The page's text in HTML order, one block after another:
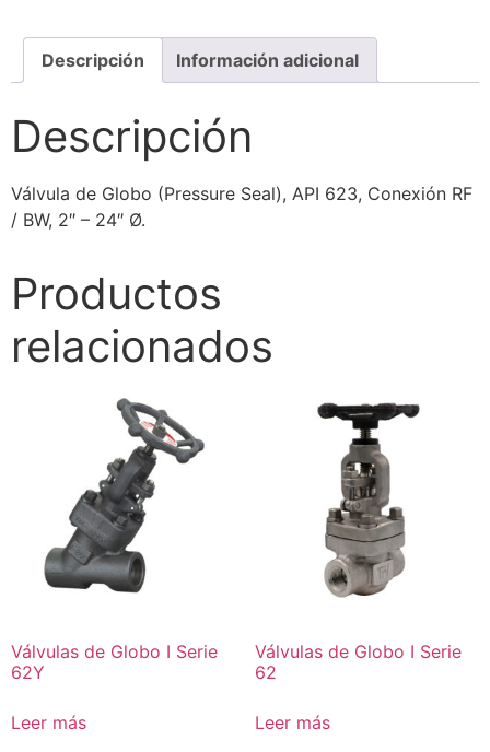
Descripción Información adicional
Descripción
Válvula de Globo (Pressure Seal), API 623, Conexión RF
/ BW, 2″ – 24″ Ø.
Productos
relacionados
Válvulas de Globo I Serie
62Y
Leer más
Válvulas de Globo I Serie
62
Leer más